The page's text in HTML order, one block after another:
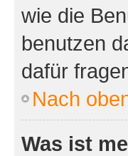
wie die
benutzen
dafür
Nach
Was ist